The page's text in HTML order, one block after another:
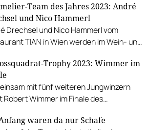
Team des Jahres 2023: André
und Nico Hammerl
Drechsel und Nico Hammerl vom
TIAN in Wien werden im Wein- und
ausgezeichnet.
Trophy 2023: Wimmer im
mit fünf weiteren Jungwinzern
Robert Wimmer im Finale des
waren da nur Schafe